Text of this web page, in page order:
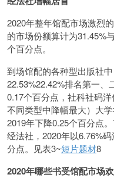
2020年整年馆配市场激烈
的市场份额算计为31.45%
个百分点。
到场馆配的各种型出版社
22.53%22.42%排名第一
0.17个百分点，社科社码
不同类型中降幅最大）大
2019年下降0.25个百分点
经法社，2020年以6.76%
分点。见表3~短片题材8
2020年哪些书受馆配市场